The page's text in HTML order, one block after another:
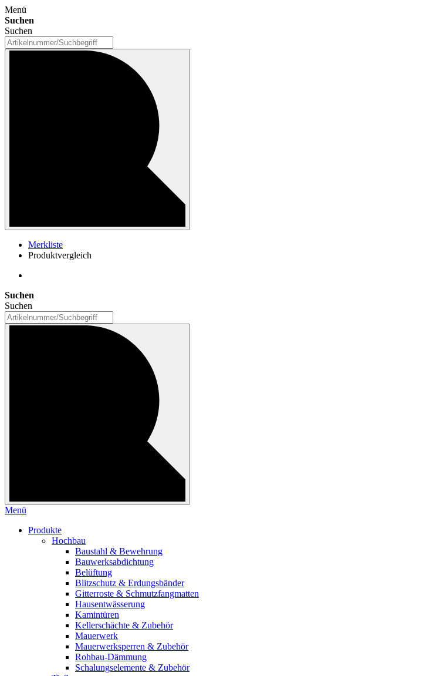
Menü
Suchen
Suchen
Merkliste
Produktvergleich
Suchen
Suchen
Menü
Produkte
Hochbau
Baustahl & Bewehrung
Bauwerksabdichtung
Belüftung
Blitzschutz & Erdungsbänder
Gitterroste & Schmutzfangmatten
Hausentwässerung
Kamintüren
Kellerschächte & Zubehör
Mauerwerk
Mauerwerksperren & Zubehör
Rohbau-Dämmung
Schalungselemente & Zubehör